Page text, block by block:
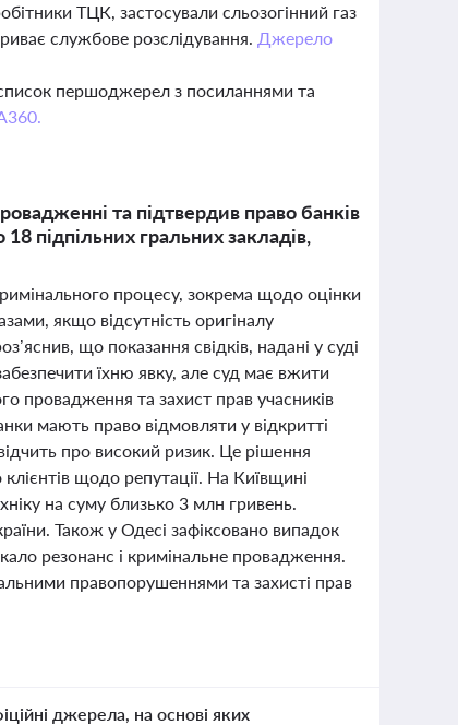
ТЦК, застосували сльозогінний газ
службове розслідування. Джерело
першоджерел з посиланнями та
та підтвердив право банків
підпільних гральних закладів,
процесу, зокрема щодо оцінки
якщо відсутність оригіналу
що показання свідків, надані у суді
їхню явку, але суд має вжити
провадження та захист прав учасників
мають право відмовляти у відкритті
про високий ризик. Це рішення
щодо репутації. На Київщині
на суму близько 3 млн гривень.
Також у Одесі зафіксовано випадок
резонанс і кримінальне провадження.
правопорушеннями та захисті прав
джерела, на основі яких